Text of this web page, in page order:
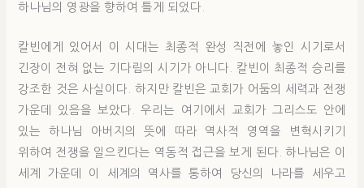
하나님의 영광을 향하여 틀게 되었다.
칼빈에게 있어서 이 시대는 최종적 완성 직전에 놓인 시기로서
긴장이 전혀 없는 기다림의 시기가 아니다. 칼빈이 최종적 승리를
강조한 것은 사실이다. 하지만 칼빈은 교회가 어둠의 세력과 전쟁
가운데 있음을 보았다. 우리는 여기에서 교회가 그리스도 안에
있는 하나님 아버지의 뜻에 따라 역사적 영역을 변혁시키기
위하여 전쟁을 일으킨다는 역동적 접근을 보게 된다. 하나님은 이
세계 가운데 이 세계의 역사를 통하여 당신의 나라를 세우고